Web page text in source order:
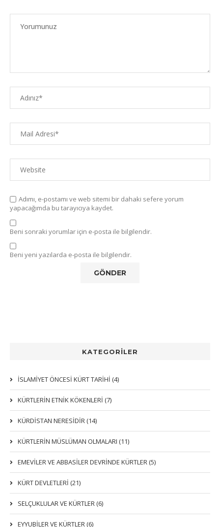
Adımı, e-postamı ve web sitemi bir dahaki sefere yorum
yapacağımda bu tarayıcıya kaydet.
Beni sonraki yorumlar için e-posta ile bilgilendir.
Beni yeni yazılarda e-posta ile bilgilendir.
KATEGORİLER
İSLAMİYET ÖNCESİ KÜRT TARİHİ (4)
KÜRTLERIN ETNIK KÖKENLERI (7)
KÜRDİSTAN NERESİDİR (14)
KÜRTLERİN MÜSLÜMAN OLMALARI (11)
EMEVİLER VE ABBASİLER DEVRİNDE KÜRTLER (5)
KÜRT DEVLETLERİ (21)
SELÇUKLULAR VE KÜRTLER (6)
EYYUBİLER VE KÜRTLER (6)